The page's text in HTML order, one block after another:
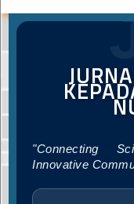
"Connecting
Innovative